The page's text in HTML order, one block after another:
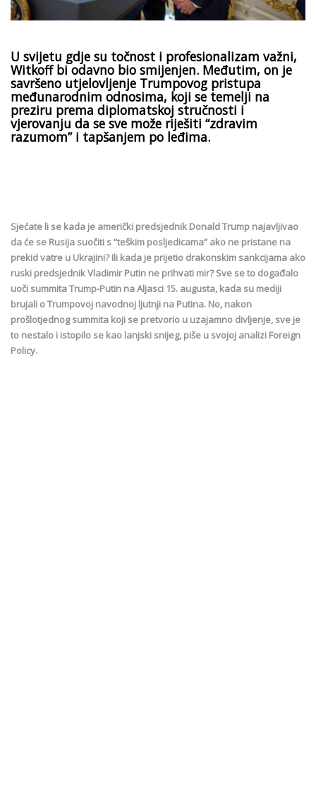
U svijetu gdje su točnost i profesionalizam važni,
Witkoff bi odavno bio smijenjen. Međutim, on je
savršeno utjelovljenje Trumpovog pristupa
međunarodnim odnosima, koji se temelji na
preziru prema diplomatskoj stručnosti i
vjerovanju da se sve može riješiti “zdravim
razumom” i tapšanjem po leđima.
Sjećate li se kada je američki predsjednik Donald Trump najavljivao
da će se Rusija suočiti s “teškim posljedicama” ako ne pristane na
prekid vatre u Ukrajini? Ili kada je prijetio drakonskim sankcijama ako
ruski predsjednik Vladimir Putin ne prihvati mir? Sve se to događalo
uoči summita Trump-Putin na Aljasci 15. augusta, kada su mediji
brujali o Trumpovoj navodnoj ljutnji na Putina. No, nakon
prošlotjednog summita koji se pretvorio u uzajamno divljenje, sve je
to nestalo i istopilo se kao lanjski snijeg, piše u svojoj analizi Foreign
Policy.